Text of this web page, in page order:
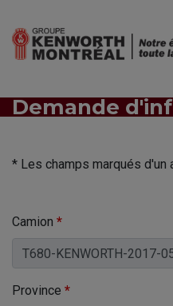
Demande
* Les champs marqués
Camion *
Province *